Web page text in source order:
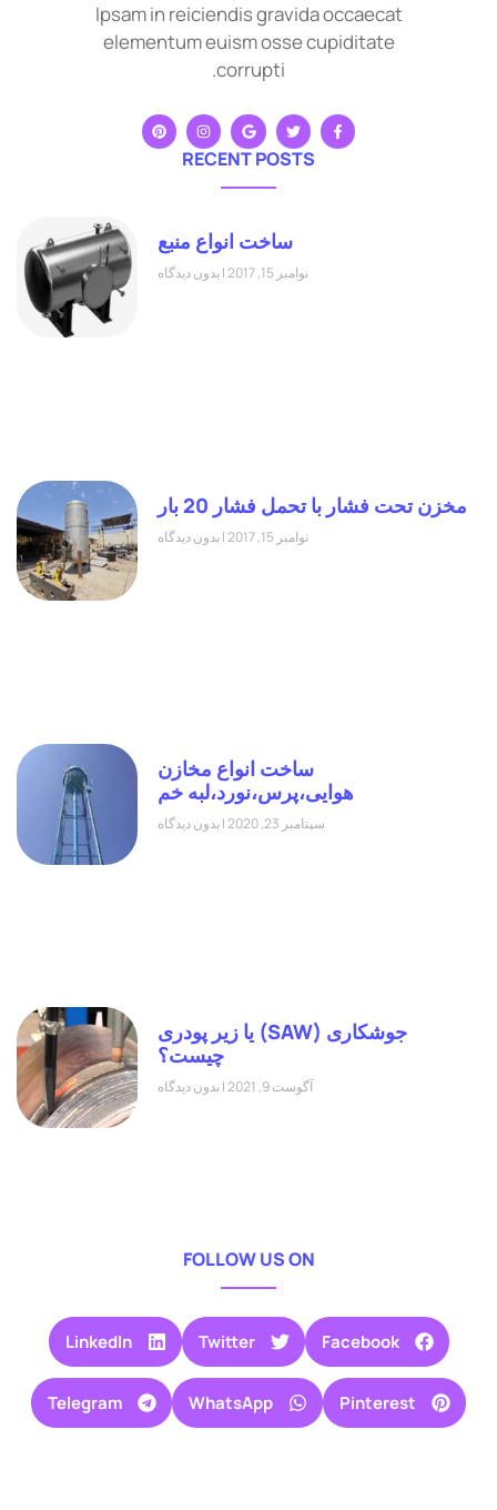
Ipsam in reiciendis gravida occaecat
elementum euism osse cupiditate
corrupti.
RECENT POSTS
ساخت انواع منبع
نوامبر 15, 2017 بدون دیدگاه
مخزن تحت فشار با تحمل فشار 20 بار
نوامبر 15, 2017 بدون دیدگاه
ساخت انواع مخازن
هوایی،پرس،نورد،لبه خم
سپتامبر 23, 2020 بدون دیدگاه
جوشکاری (SAW) یا زیر پودری
چیست؟
آگوست 9, 2021 بدون دیدگاه
FOLLOW US ON
Facebook
Twitter
LinkedIn
Pinterest
WhatsApp
Telegram